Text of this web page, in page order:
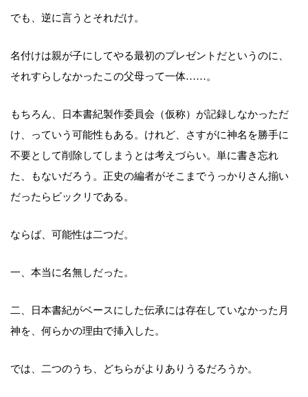
でも、逆に言うとそれだけ。
名付けは親が子にしてやる最初のプレゼントだというのに、
それすらしなかったこの父母って一体……。
もちろん、日本書紀製作委員会（仮称）が記録しなかっただ
け、っていう可能性もある。けれど、さすがに神名を勝手に
不要として削除してしまうとは考えづらい。単に書き忘れ
た、もないだろう。正史の編者がそこまでうっかりさん揃い
だったらビックリである。
ならば、可能性は二つだ。
一、本当に名無しだった。
二、日本書紀がベースにした伝承には存在していなかった月
神を、何らかの理由で挿入した。
では、二つのうち、どちらがよりありうるだろうか。